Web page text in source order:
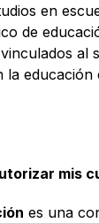
en
de
al
la
mis
es una